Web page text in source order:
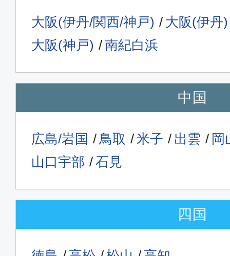
クラスJ
東京(羽田)
16:55
JAL443
東京(羽田)
19:45
松山
大阪(伊丹/関西/神戸)
大阪(伊丹)
大阪(神戸)
南紀白浜
中国
広島/岩国 鳥取 米子 出雲
岡
山口宇部
石見
四国